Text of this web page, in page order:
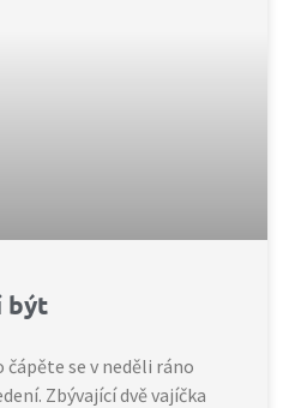
být
se v neděli ráno
Zbývající dvě vajíčka